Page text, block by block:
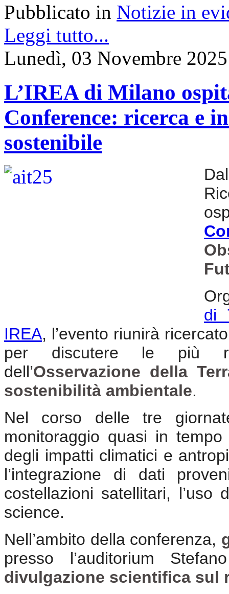
Pubblicato in Notizie in
Leggi tutto...
Lunedì, 03 Novembre
L’IREA di Milano
Conference: ricerca e
sostenibile
di
IREA, l’evento riunirà
per discutere le più
dell’Osservazione della
sostenibilità ambientale.
Nel corso delle tre
monitoraggio quasi in
degli impatti climatici e
l’integrazione di dati
costellazioni satellitari, l’uso
science.
Nell’ambito della conferenza,
presso l’auditorium
divulgazione scientifica sul